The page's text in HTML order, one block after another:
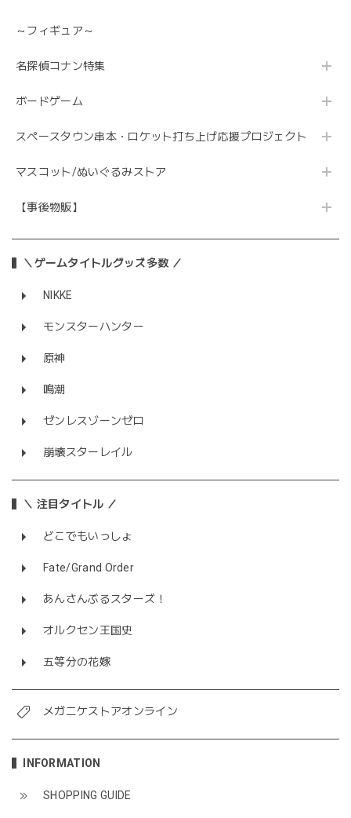
～フィギュア～
名探偵コナン特集
ボードゲーム
スペースタウン串本・ロケット打ち上げ応援プロジェクト
マスコット/ぬいぐるみストア
【事後物販】
＼ゲームタイトルグッズ多数 ／
NIKKE
モンスターハンター
原神
鳴潮
ゼンレスゾーンゼロ
崩壊スターレイル
＼ 注目タイトル ／
どこでもいっしょ
Fate/Grand Order
あんさんぶるスターズ！
オルクセン王国史
五等分の花嫁
メガニケストアオンライン
INFORMATION
SHOPPING GUIDE